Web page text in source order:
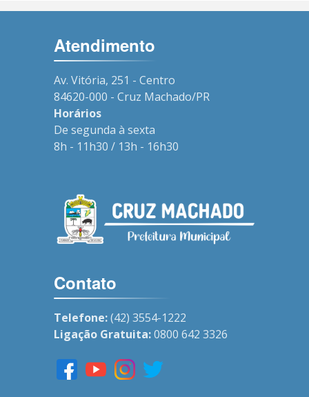
Atendimento
Av. Vitória, 251 - Centro
84620-000 - Cruz Machado/PR
Horários
De segunda à sexta
8h - 11h30 / 13h - 16h30
Contato
Telefone:(42) 3554-1222
Ligação Gratuita:0800 642 3326